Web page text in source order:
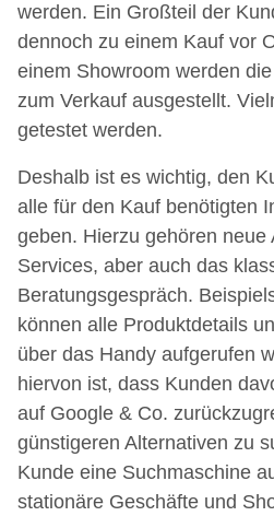
werden. Ein Großteil der
dennoch zu einem Kauf vor
einem Showroom werden
zum Verkauf ausgestellt.
getestet werden.
Deshalb ist es wichtig, den
alle für den Kauf benötigten
geben. Hierzu gehören neue
Services, aber auch das
Beratungsgespräch.
können alle Produktdetails
über das Handy aufgerufen
hiervon ist, dass Kunden
auf Google & Co.
günstigeren Alternativen zu
Kunde eine Suchmaschine
stationäre Geschäfte und